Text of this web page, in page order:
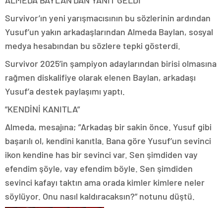
Survivor’ın yeni yarışmacısının bu sözlerinin ardından
Yusuf’un yakın arkadaşlarından Almeda Baylan, sosyal
medya hesabından bu sözlere tepki gösterdi.
Survivor 2025’in şampiyon adaylarından birisi olmasına
rağmen diskalifiye olarak elenen Baylan, arkadaşı
Yusuf’a destek paylaşımı yaptı.
”KENDİNİ KANITLA”
Almeda, mesajına; ”Arkadaş bir sakin önce. Yusuf gibi
başarılı ol, kendini kanıtla. Bana göre Yusuf’un sevinci
ikon kendine has bir sevinci var. Sen şimdiden vay
efendim şöyle, vay efendim böyle. Sen şimdiden
sevinci kafayı taktın ama orada kimler kimlere neler
söylüyor. Onu nasıl kaldıracaksın?” notunu düştü.